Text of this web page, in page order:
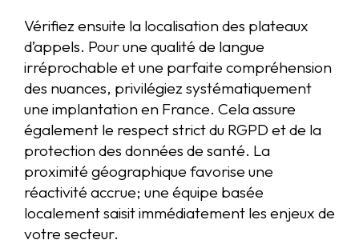
Vérifiez ensuite la localisation des plateaux
d’appels. Pour une qualité de langue
irréprochable et une parfaite compréhension
des nuances, privilégiez systématiquement
une implantation en France. Cela assure
également le respect strict du RGPD et de la
protection des données de santé. La
proximité géographique favorise une
réactivité accrue; une équipe basée
localement saisit immédiatement les enjeux de
votre secteur.